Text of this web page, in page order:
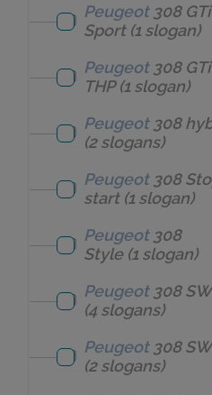
Peugeot 308
Sport(1 slogan)
Peugeot 308 GTi
THP(1 slogan)
Peugeot 308
(2 slogans)
Peugeot 308
start(1 slogan)
Peugeot 308
Style(1 slogan)
Peugeot 308 SW
(4 slogans)
Peugeot 308
(2 slogans)